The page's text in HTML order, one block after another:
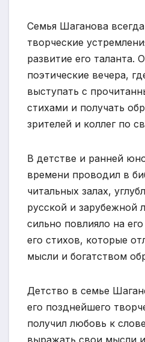
Семья Шаганова
творческие
развитие его таланта.
поэтические вечера,
выступать с
стихами и получать
зрителей и коллег по
В детстве и ранней
времени проводил в
читальных залах,
русской и зарубежной
сильно повлияло на
его стихов, которые
мысли и богатством
Детство в семье
его позднейшего
получил любовь к
выражать свои мысли